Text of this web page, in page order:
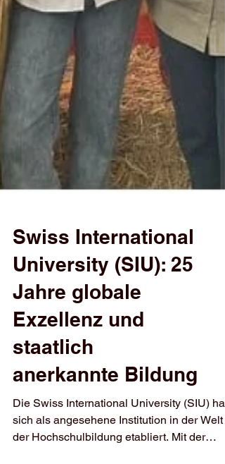
Swiss International
University (SIU): 25
Jahre globale
Exzellenz und
staatlich
anerkannte Bildung
Die Swiss International University (SIU) hat